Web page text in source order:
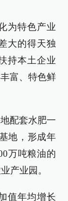
为特色产业
大的得天独
持本土企业
富、特色鲜
配套水肥一
地，形成年
万吨粮油的
产业园。
值年均增长